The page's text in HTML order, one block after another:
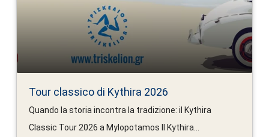
Tour classico di Kythira 2026
Quando la storia incontra la tradizione: il Kythira
Classic Tour 2026 a Mylopotamos Il Kythira...